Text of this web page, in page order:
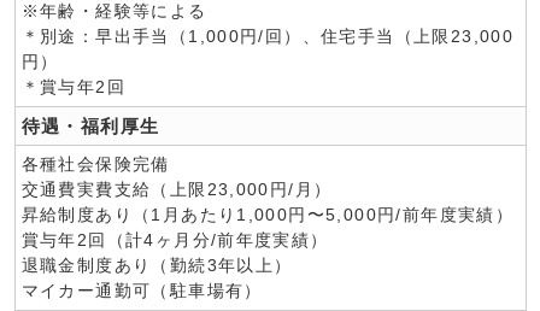
※年齢・経験等による
＊別途：早出手当（1,000円/回）、住宅手当（上限23,000
円）
＊賞与年2回
待遇・福利厚生
各種社会保険完備
交通費実費支給（上限23,000円/月）
昇給制度あり（1月あたり1,000円〜5,000円/前年度実績）
賞与年2回（計4ヶ月分/前年度実績）
退職金制度あり（勤続3年以上）
マイカー通勤可（駐車場有）